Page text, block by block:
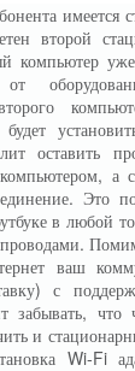
имеется
второй
компьютер
от
будет
оставить
а
Это
в любой
проводами.
ваш
с
забывать, что
и
Wi-Fi